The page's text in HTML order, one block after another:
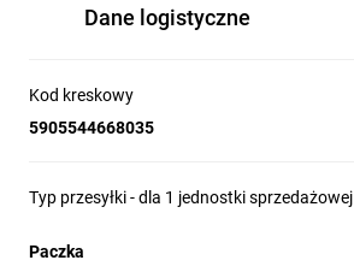
Dane logistyczne
Kod kreskowy
5905544668035
Typ przesyłki - dla 1 jednostki sprzedażowej
Paczka